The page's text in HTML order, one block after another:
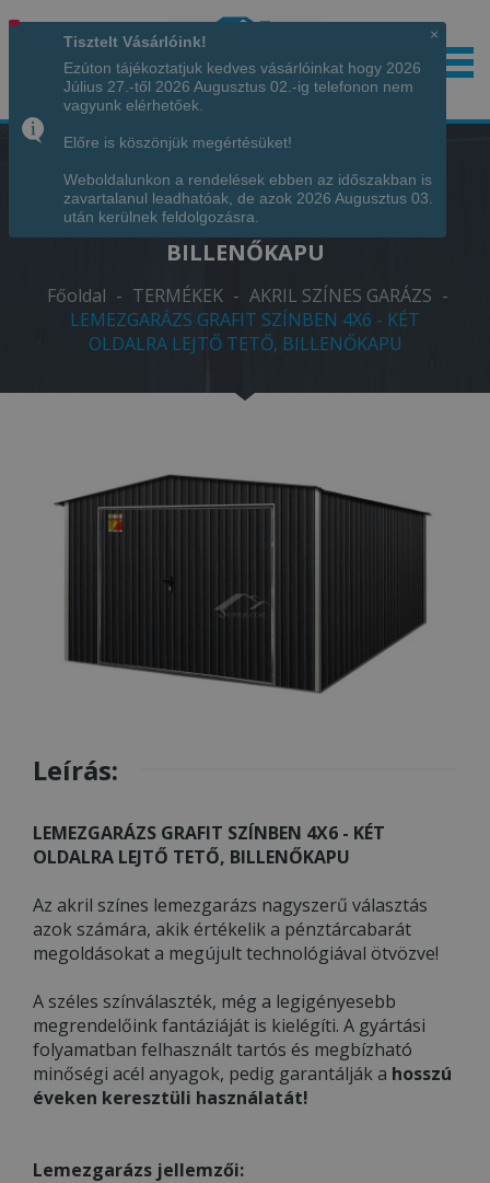
Hívjon minket!+36 70 7342034
LEMEZGARÁZS GRAFIT SZÍNBEN 4X6 -
KÉT OLDALRA LEJTŐ TETŐ,
BILLENŐKAPU
Főoldal - TERMÉKEK - AKRIL SZÍNES GARÁZS -
LEMEZGARÁZS GRAFIT SZÍNBEN 4X6 - KÉT
OLDALRA LEJTŐ TETŐ, BILLENŐKAPU
Leírás:
LEMEZGARÁZS GRAFIT SZÍNBEN 4X6 - KÉT
OLDALRA LEJTŐ TETŐ, BILLENŐKAPU
Az akril színes lemezgarázs nagyszerű választás
azok számára, akik értékelik a pénztárcabarát
megoldásokat a megújult technológiával ötvözve!
A széles színválaszték, még a legigényesebb
megrendelőink fantáziáját is kielégíti. A gyártási
folyamatban felhasznált tartós és megbízható
minőségi acél anyagok, pedig garantálják a hosszú
éveken keresztüli használatát!
Lemezgarázs jellemzői:
×
Tisztelt Vásárlóink!
Ezúton tájékoztatjuk kedves vásárlóinkat hogy 2026
Július 27.-től 2026 Augusztus 02.-ig telefonon nem
vagyunk elérhetőek.
Előre is köszönjük megértésüket!
Weboldalunkon a rendelések ebben az időszakban is
zavartalanul leadhatóak, de azok 2026 Augusztus 03.
után kerülnek feldolgozásra.